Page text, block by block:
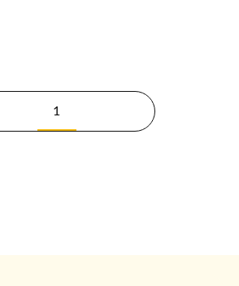
@lafeminologie
1